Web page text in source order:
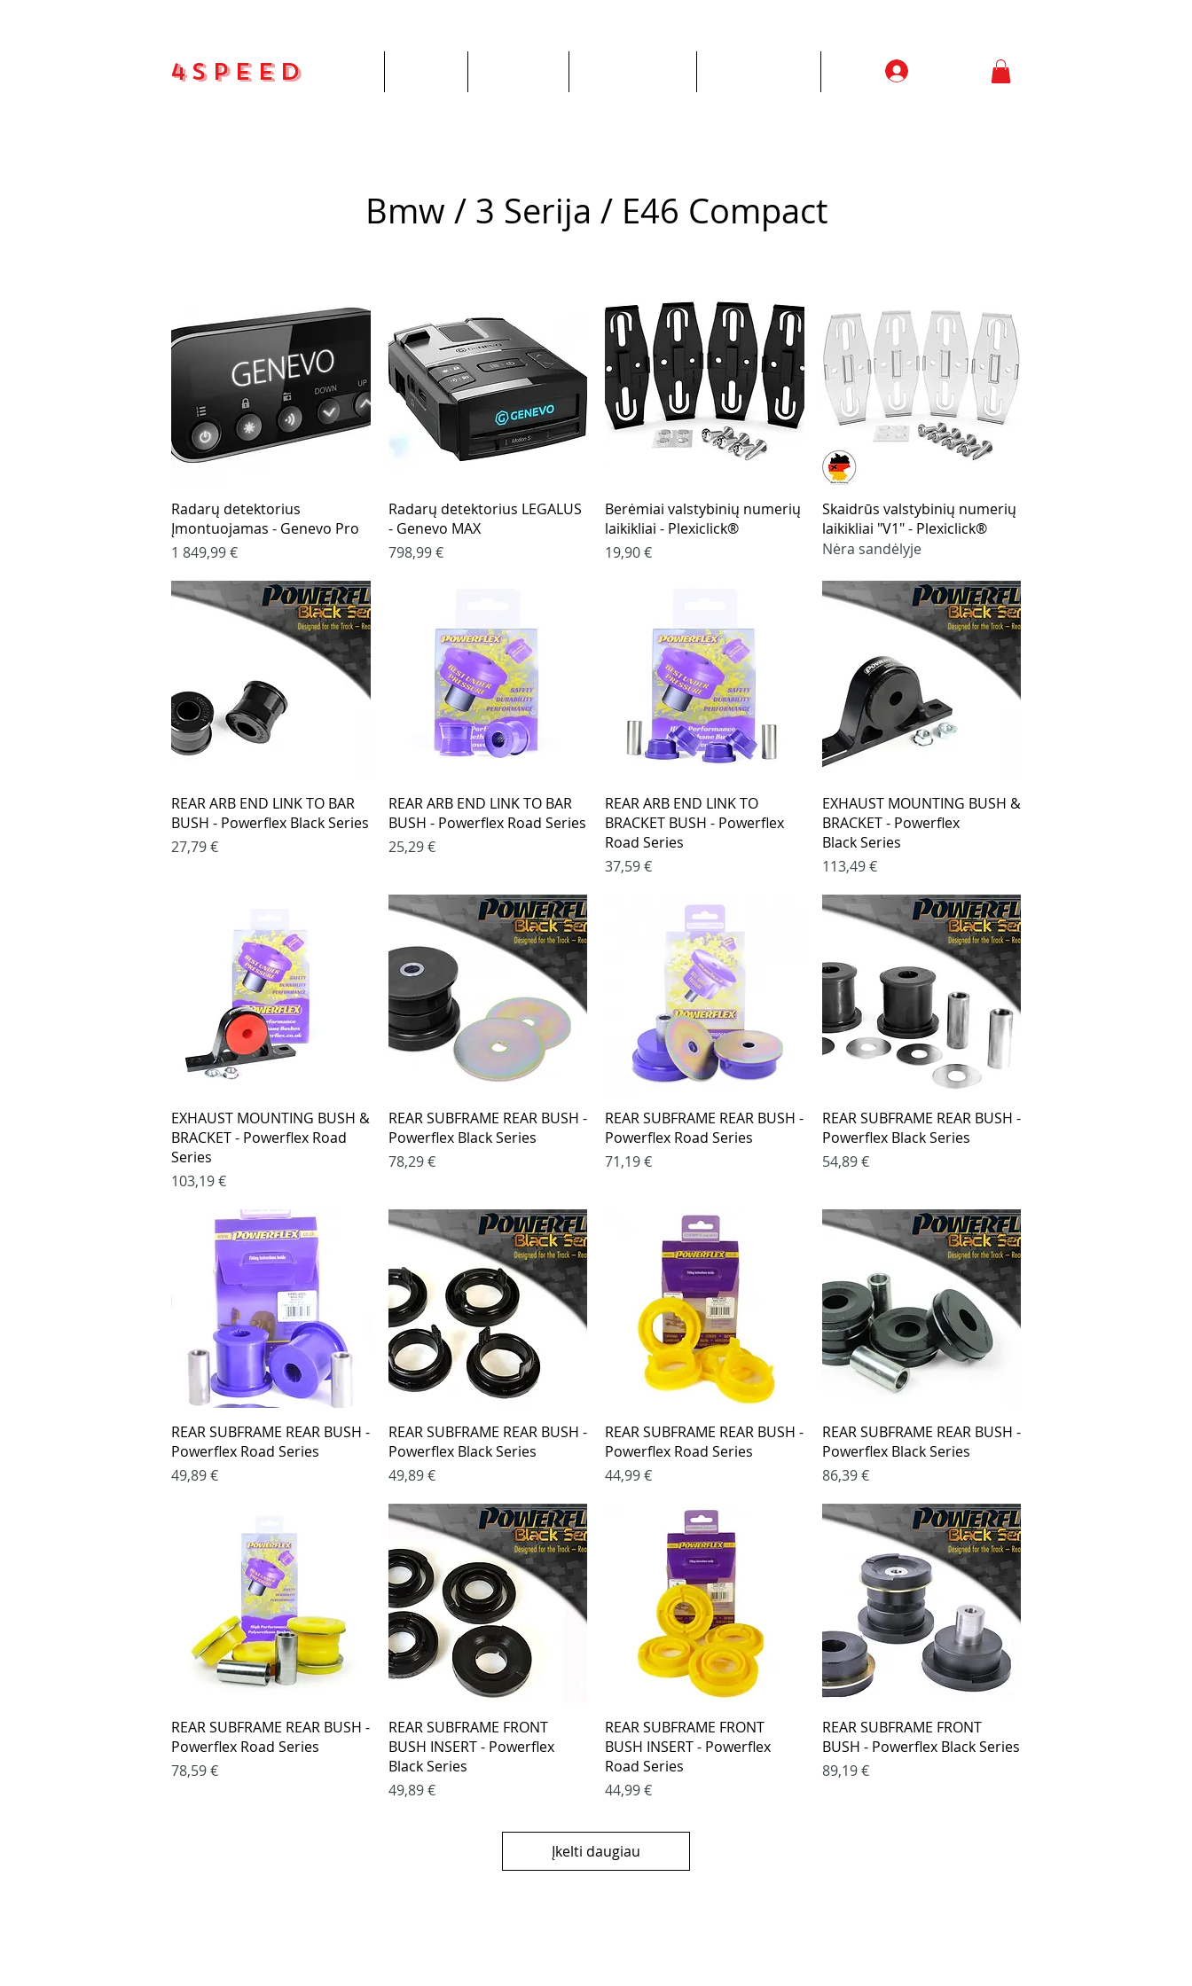
4Speed
Bmw / 3 Serija / E46 Compact
Greita peržiūra
Radarų detektorius
Įmontuojamas - Genevo Pro
Kaina
1 849,99 €
Greita peržiūra
Radarų detektorius LEGALUS
- Genevo MAX
Kaina
798,99 €
Greita peržiūra
Berėmiai valstybinių numerių
laikikliai - Plexiclick®
Kaina
19,90 €
Greita peržiūra
Skaidrūs valstybinių numerių
laikikliai "V1" - Plexiclick®
Nėra sandėlyje
Greita peržiūra
REAR ARB END LINK TO BAR
BUSH - Powerflex Black Series
Kaina
27,79 €
Greita peržiūra
REAR ARB END LINK TO BAR
BUSH - Powerflex Road Series
Kaina
25,29 €
Greita peržiūra
REAR ARB END LINK TO
BRACKET BUSH - Powerflex
Road Series
Kaina
37,59 €
Greita peržiūra
EXHAUST MOUNTING BUSH &
BRACKET - Powerflex
Black Series
Kaina
113,49 €
Greita peržiūra
EXHAUST MOUNTING BUSH &
BRACKET - Powerflex Road
Series
Kaina
103,19 €
Greita peržiūra
REAR SUBFRAME REAR BUSH -
Powerflex Black Series
Kaina
78,29 €
Greita peržiūra
REAR SUBFRAME REAR BUSH -
Powerflex Road Series
Kaina
71,19 €
Greita peržiūra
REAR SUBFRAME REAR BUSH -
Powerflex Black Series
Kaina
54,89 €
Greita peržiūra
REAR SUBFRAME REAR BUSH -
Powerflex Road Series
Kaina
49,89 €
Greita peržiūra
REAR SUBFRAME REAR BUSH -
Powerflex Black Series
Kaina
49,89 €
Greita peržiūra
REAR SUBFRAME REAR BUSH -
Powerflex Road Series
Kaina
44,99 €
Greita peržiūra
REAR SUBFRAME REAR BUSH -
Powerflex Black Series
Kaina
86,39 €
Greita peržiūra
REAR SUBFRAME REAR BUSH -
Powerflex Road Series
Kaina
78,59 €
Greita peržiūra
REAR SUBFRAME FRONT
BUSH INSERT - Powerflex
Black Series
Kaina
49,89 €
Greita peržiūra
REAR SUBFRAME FRONT
BUSH INSERT - Powerflex
Road Series
Kaina
44,99 €
Greita peržiūra
REAR SUBFRAME FRONT
BUSH - Powerflex Black Series
Kaina
89,19 €
Įkelti daugiau